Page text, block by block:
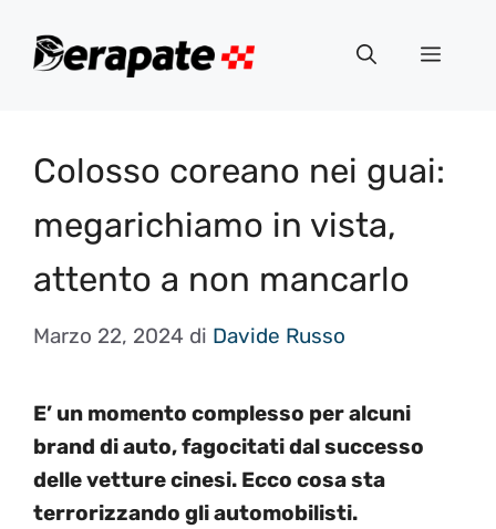
Menu
Colosso coreano nei guai:
megarichiamo in vista,
attento a non mancarlo
Marzo 22, 2024 di Davide Russo
E’ un momento complesso per alcuni
brand di auto, fagocitati dal successo
delle vetture cinesi. Ecco cosa sta
terrorizzando gli automobilisti.